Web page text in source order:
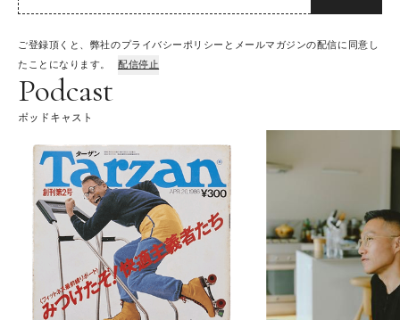
ご登録頂くと、弊社のプライバシーポリシーとメールマガジンの配信に同意し
たことになります。
配信停止
Podcast
ポッドキャスト